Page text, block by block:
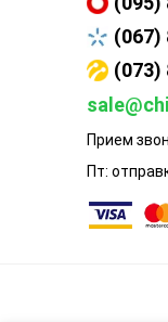
(067)
(073)
Прием
Пт: